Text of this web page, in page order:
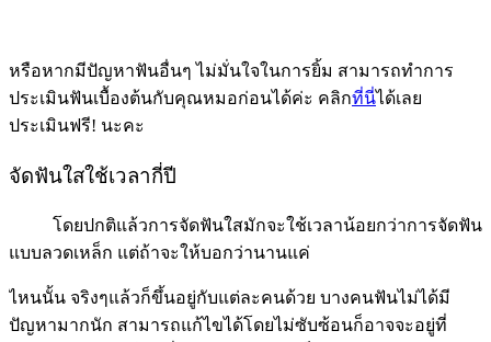
หรือหากมีปัญหาฟันอื่นๆ ไม่มั่นใจในการยิ้ม สามารถทำการ
ประเมินฟันเบื้องต้นกับคุณหมอก่อนได้ค่ะ คลิกที่นี่ได้เลย
ประเมินฟรี! นะคะ
จัดฟันใสใช้เวลากี่ปี
โดยปกติแล้วการจัดฟันใสมักจะใช้เวลาน้อยกว่าการจัดฟัน
แบบลวดเหล็ก แต่ถ้าจะให้บอกว่านานแค่
ไหนนั้น จริงๆแล้วก็ขึ้นอยู่กับแต่ละคนด้วย บางคนฟันไม่ได้มี
ปัญหามากนัก สามารถแก้ไขได้โดยไม่ซับซ้อนก็อาจจะอยู่ที่